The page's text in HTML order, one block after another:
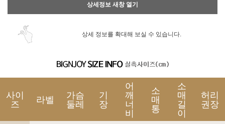
상세정보 새창 열기
상세 정보를 확대해 보실 수 있습니다.
사이
즈
라벨
가슴
둘레
기
장
어
깨
너
비
소
매
통
소
매
길
이
허리
권장